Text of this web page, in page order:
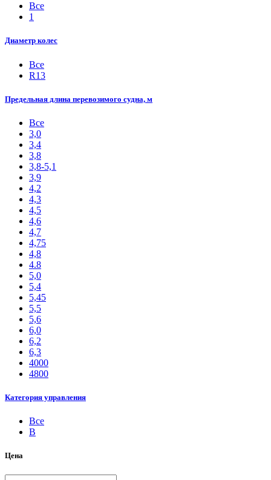
Все
1
Диаметр колес
Все
R13
Предельная длина перевозимого судна, м
Все
3,0
3,4
3,8
3,8-5,1
3,9
4,2
4,3
4,5
4,6
4,7
4,75
4,8
4.8
5,0
5,4
5,45
5,5
5,6
6,0
6,2
6,3
4000
4800
Категория управления
Все
B
Цена